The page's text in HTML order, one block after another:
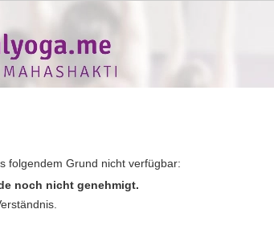
folgendem Grund nicht verfügbar:
noch nicht genehmigt.